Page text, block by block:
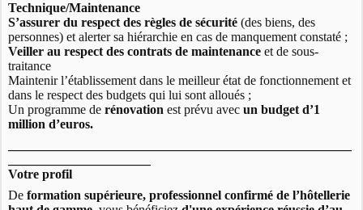
Technique/Maintenance
S’assurer du respect des règles de sécurité (des biens, des
personnes) et alerter sa hiérarchie en cas de manquement constaté ;
Veiller au respect des contrats de maintenance et de sous-
traitance
Maintenir l’établissement dans le meilleur état de fonctionnement et
dans le respect des budgets qui lui sont alloués ;
Un programme derénovation est prévu avecun budget d’1
million d’euros.
Votre profil
Deformation supérieure, professionnel confirmé de l’hôtellerie